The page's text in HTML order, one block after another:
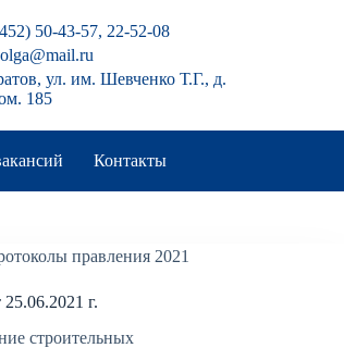
50-43-57, 22-52-08
ул. им. Шевченко Т.Г., д.
185
Контакты
правления 2021
г.
строительных